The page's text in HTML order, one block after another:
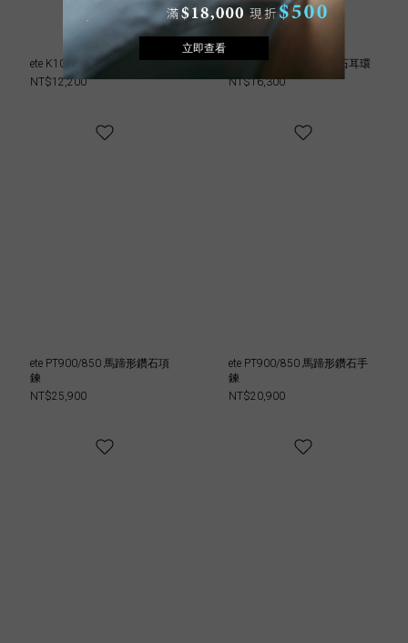
ete K10YG MINI馬蹄鑽石手鍊
NT$12,200
ete K10YG MINI馬蹄鑽石耳環
NT$16,300
ete PT900/850 馬蹄形鑽石項
鍊
NT$25,900
ete PT900/850 馬蹄形鑽石手
鍊
NT$20,900